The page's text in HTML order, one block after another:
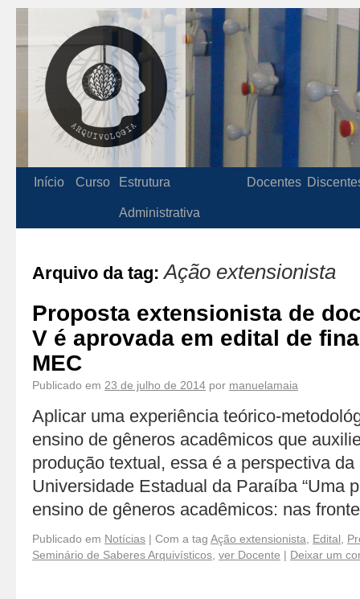
Início Curso Estrutura
Administrativa
Docentes
Arquivo da tag:Ação extensionista
Proposta extensionista de
V é aprovada em edital de
MEC
Publicado em 23 de julho de 2014 por manuelamaia
Aplicar uma experiência teórico-
ensino de gêneros acadêmicos que
produção textual, essa é a perspectiva
Universidade Estadual da Paraíba “Uma
ensino de gêneros acadêmicos: nas
Publicado em Notícias | Com a tag Ação extensionista Edital
Seminário de Saberes Arquivísticos ver Docente | Deixar um